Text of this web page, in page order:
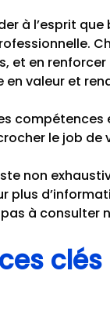
à l’esprit
et en
valeur et
le job de
non
plus
à consulter